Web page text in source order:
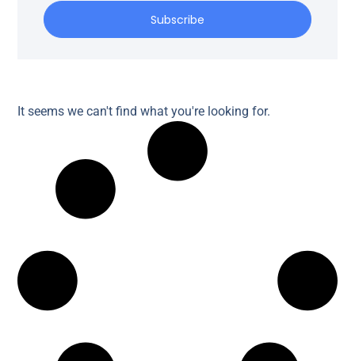
Subscribe
It seems we can't find what you're looking for.